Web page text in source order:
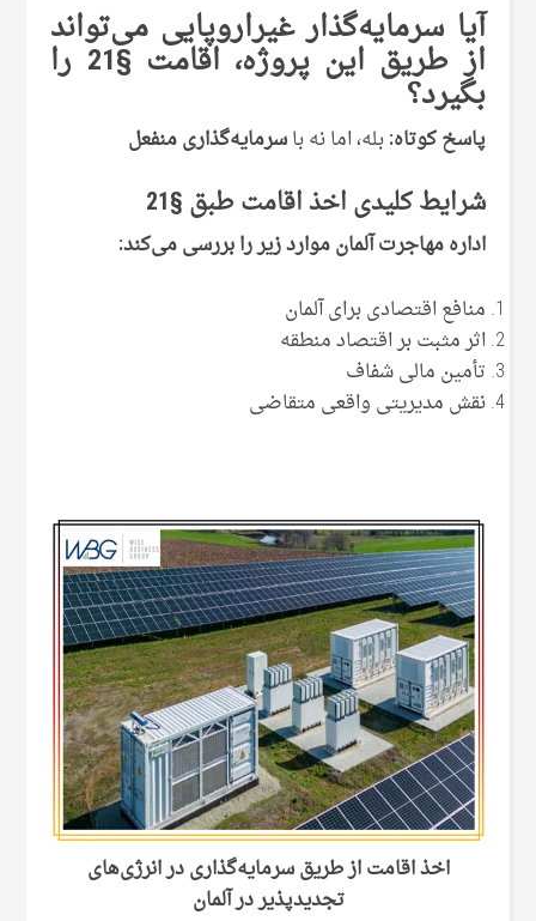
آیا سرمایه‌گذار غیراروپایی می‌تواند
از طریق این پروژه، اقامت §21 را
بگیرد؟
پاسخ کوتاه:بله، اما نه باسرمایه‌گذاری منفعل
شرایط کلیدی اخذ اقامت طبق §21
اداره مهاجرت آلمان موارد زیر را بررسی می‌کند:
منافع اقتصادی برای آلمان
اثر مثبت بر اقتصاد منطقه
تأمین مالی شفاف
نقش مدیریتی واقعی متقاضی
اخذ اقامت از طریق سرمایه‌گذاری در انرژی‌های
تجدیدپذیر در آلمان